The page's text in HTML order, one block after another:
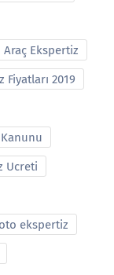
Araç Ekspertiz
Fiyatları 2019
Ucreti
ekspertiz